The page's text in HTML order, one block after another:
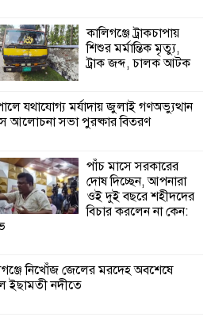
নিখোঁজ জেলের মরদেহ অবশেষে
ইছামতী নদীতে
শ্রীউলা ইউনিয়ন
অনুষ্ঠিত
জলবায়ু সহনশীল জনগোষ্ঠী গঠনে
অংশগ্রহণমূলক শিখন ও অভিজ্ঞতা
বনবিভাগ ও সিএমসির সাথে
কালিগঞ্জে ট্রাকচাপায়
শিশুর মর্মান্তিক মৃত্যু,
ট্রাক জব্দ, চালক আটক
যথাযোগ্য মর্যাদায় জুলাই গণঅভ্যুত্থান
আলোচনা সভা পুরষ্কার বিতরণ
পাঁচ মাসে সরকারের
দোষ দিচ্ছেন, আপনারা
ওই দুই বছরে শহীদদের
বিচার করলেন না কেন:
নিখোঁজ জেলের মরদেহ অবশেষে
ইছামতী নদীতে